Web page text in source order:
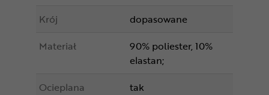
Krój
dopasowane
Materiał
90% poliester, 10%
elastan;
Ocieplana
tak